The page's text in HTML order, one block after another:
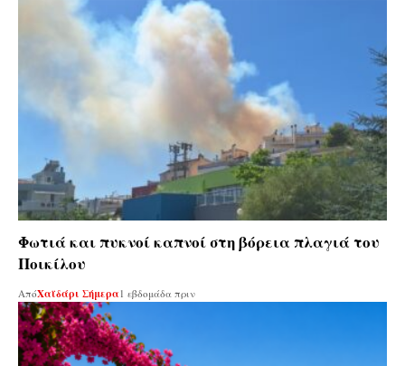
Φωτιά και πυκνοί καπνοί στη βόρεια πλαγιά του
Ποικίλου
ΑπόΧαϊδάρι Σήμερα1 εβδομάδα πριν